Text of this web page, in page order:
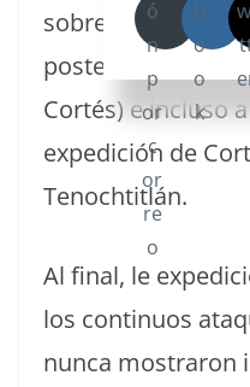
sobreviviría a
posteriores (antes
Cortés) e incluso
expedición de
Tenochtitlán.
Al final, le
los continuos
nunca mostraron